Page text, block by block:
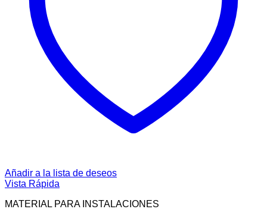
Añadir a la lista de deseos
Vista Rápida
MATERIAL PARA INSTALACIONES